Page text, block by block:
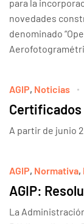
para la
novedades
denominado
AGIP, Noticias
Certificados
A partir de junio
AGIP, Normativa,
AGIP:
La